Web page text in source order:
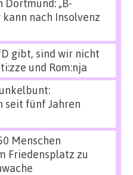
Dortmund: „B-
nach Insolvenz
gibt, sind wir nicht
und Rom:nja
seit fünf Jahren
Menschen
Friedensplatz zu